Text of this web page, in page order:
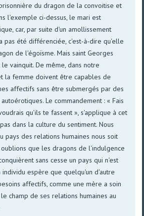
du dragon de la convoitise et
l'exemple ci-dessus, le mari est
car, par suite d'un amollissement
pas été différenciée, c'est-à-dire qu'elle
de l'égoïsme. Mais saint Georges
vainquit. De même, dans notre
la femme doivent être capables de
affectifs sans être submergés par des
Le commandement : « Fais
qu'ils te fassent », s'applique à cet
dans la culture du sentiment. Nous
pays des relations humaines nous soit
oublions que les dragons de l'indulgence
sans cesse un pays qui n'est
espère que quelqu'un d'autre
affectifs, comme une mère a soin
champ de ses relations humaines au